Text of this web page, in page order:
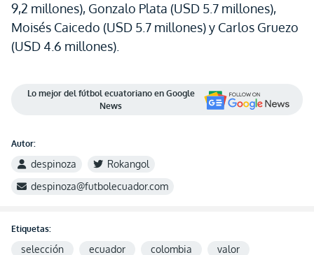
9,2 millones), Gonzalo Plata (USD 5.7 millones),
Moisés Caicedo (USD 5.7 millones) y Carlos Gruezo
(USD 4.6 millones).
Lo mejor del fútbol ecuatoriano en Google
News
Autor:
despinoza
Rokangol
despinoza@futbolecuador.com
Etiquetas:
selección ecuador colombia valor